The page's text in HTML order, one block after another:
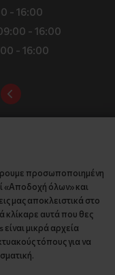
- 16:00
- 16:00
- 16:00
Πληρωμής
Αττική
Θεσσαλονίκη
προσωποποιημένη
«Αποδοχή όλων» και
μας αποκλειστικά στο
κλίκαρε αυτά που θες
μικρά αρχεία
τόπους για να